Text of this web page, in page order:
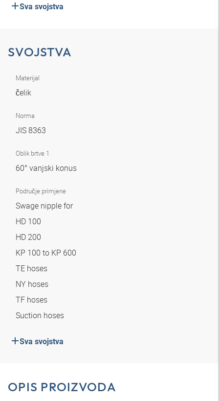
Sva svojstva
SVOJSTVA
Materijal
čelik
Norma
JIS 8363
Oblik brtve 1
60° vanjski konus
Područje primjene
Swage nipple for
HD 100
HD 200
KP 100 to KP 600
TE hoses
NY hoses
TF hoses
Suction hoses
Sva svojstva
OPIS PROIZVODA